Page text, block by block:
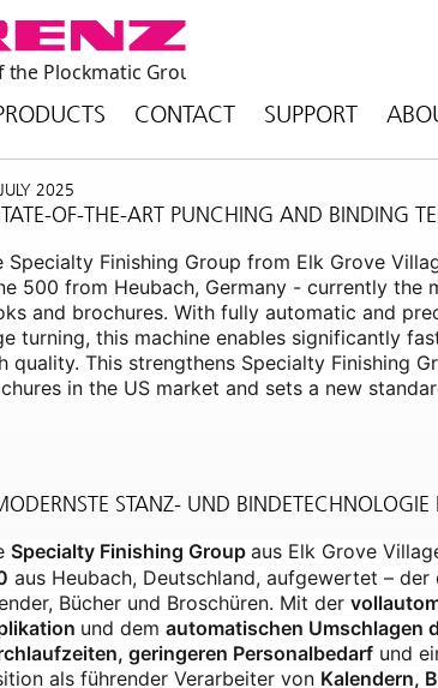
CONTACT SUPPORT
2025
OF-THE-ART PUNCHING AND BINDING
Specialty Finishing Group from Elk Grove
500 from Heubach, Germany - currently the
and brochures. With fully automatic and
turning, this machine enables significantly
quality. This strengthens Specialty Finishing
in the US market and sets a new
STANZ- UND BINDETECHNOLOGIE
Specialty Finishing Group aus Elk Grove
aus Heubach, Deutschland, aufgewertet –
Bücher und Broschüren. Mit der
und dem automatischen Umschlagen
geringeren Personalbedarf und
als führender Verarbeiter von Kalendern,